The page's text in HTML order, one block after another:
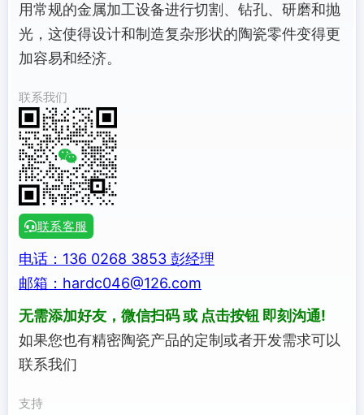
用常规的金属加工设备进行切割、钻孔、研磨和抛
光，这使得设计和制造复杂形状的陶瓷零件变得更
加容易和经济。
联系我们
联系客服
电话：136 0268 3853 彭经理
邮箱：hardc046@126.com
无需添加好友，微信扫码 或 点击按钮 即刻沟通!
如果您也有精密陶瓷产品的定制或者开发需求可以
联系我们
支持